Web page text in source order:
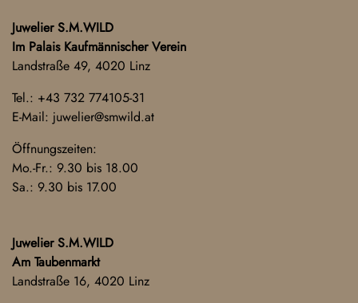
Juwelier S.M.WILD
Im Palais Kaufmännischer Verein
Landstraße 49, 4020 Linz
Tel.: +43 732 774105-31
E-Mail: juwelier@smwild.at
Öffnungszeiten:
Mo.-Fr.: 9.30 bis 18.00
Sa.: 9.30 bis 17.00
Juwelier S.M.WILD
Am Taubenmarkt
Landstraße 16, 4020 Linz